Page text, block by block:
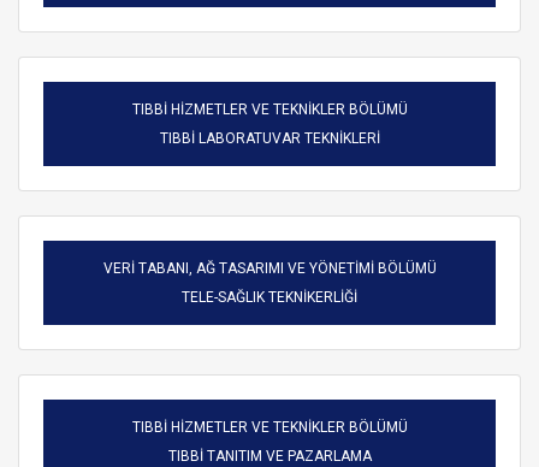
TIBBİ HİZMETLER VE TEKNİKLER BÖLÜMÜ
TIBBİ LABORATUVAR TEKNİKLERİ
VERİ TABANI, AĞ TASARIMI VE YÖNETİMİ BÖLÜMÜ
TELE-SAĞLIK TEKNİKERLİĞİ
TIBBİ HİZMETLER VE TEKNİKLER BÖLÜMÜ
TIBBİ TANITIM VE PAZARLAMA